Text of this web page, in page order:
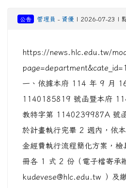
公告 管理員 - 資優 | 2026-07-23 |
https://news.hlc.edu.tw/
一、依據本府 114 年 9 月
1140185819 號函暨本府
教特字第 1140239987A 號
於計畫執行完畢 2 週內，依
金經費執行流程簡化方案，檢
冊各 1 式 2 份（電子檔寄承
kudevese@hlc.edu.tw ）及